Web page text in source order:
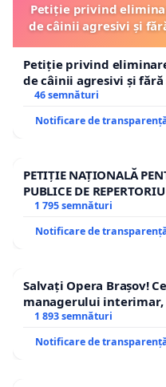
Petiție privind
de câinii agresivi și
Petiție privind
de câinii agresivi și
46 semnături
Notificare de
PETIȚIE NAȚIONALĂ
PUBLICE DE
1 795 semnături
Notificare de
Salvați Opera Brașov!
managerului interimar,
1 893 semnături
Notificare de